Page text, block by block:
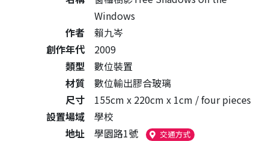
Windows
作者
賴九岑
創作年代
2009
類型
數位裝置
材質
數位輸出膠合玻璃
尺寸
155cm x 220cm x 1cm / four pieces
設置場域
學校
地址
學園路1號 交通方式（另開新視窗）